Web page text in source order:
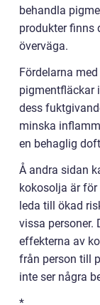
behandla
produkter finns
överväga.
Fördelarna
pigmentfläckar
dess
minska
en behaglig
Å andra sidan
kokosolja är
leda till ökad
vissa personer.
effekterna av
från person till
inte ser några